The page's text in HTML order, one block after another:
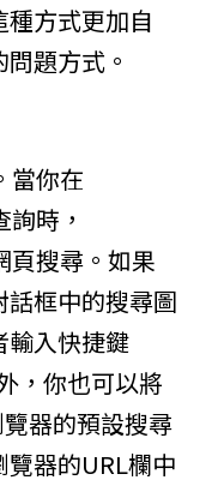
方式更加自
題方式。
當你在
時，
頁搜尋。如果
框中的搜尋圖
入快捷鍵
，你也可以將
器的預設搜尋
器的URL欄中